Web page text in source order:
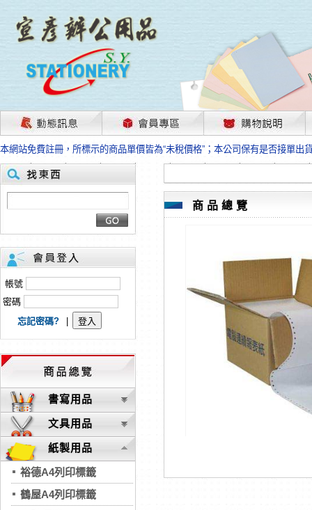
茲因國際情勢變化石油及塑化原物料波動漲幅甚大，部份上游供應商已採取
本網站免費註冊，所標示的商品單價皆為“未稅價格”；本公司保有是否接單出
HP、EPSON、CANON原廠耗材價格浮動，下單前請先跟客服人員確認最新
本網站免費註冊，所標示的商品單價皆為“未稅價格”；本公司保有是否接單出
匯款客戶請注意！因商品繁複來不及發現短缺，遂待客服人員跟您確認訂單
本網站免費註冊，所標示的商品單價皆為“未稅價格”；本公司保有是否接單出
茲因國際情勢變化石油及塑化原物料波動漲幅甚大，部份上游供應商已採取
本網站免費註冊，所標示的商品單價皆為“未稅價格”；本公司保有是否接單出
HP、EPSON、CANON原廠耗材價格浮動，下單前請先跟客服人員確認最新
本網站免費註冊，所標示的商品單價皆為“未稅價格”；本公司保有是否接單出
匯款客戶請注意！因商品繁複來不及發現短缺，遂待客服人員跟您確認訂單
本網站免費註冊，所標示的商品單價皆為“未稅價格”；本公司保有是否接單出
帳號
密碼
忘記密碼?
書寫用品
文具用品
紙製用品
裕德A4列印標籤
鶴屋A4列印標籤
商品總覽